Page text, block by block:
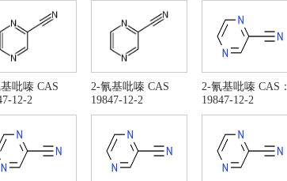
吡嗪 CAS
12-2
2-氰基吡嗪 CAS
19847-12-2
2-氰基吡嗪 CAS：
19847-12-2